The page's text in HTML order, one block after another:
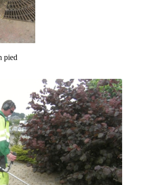
pied